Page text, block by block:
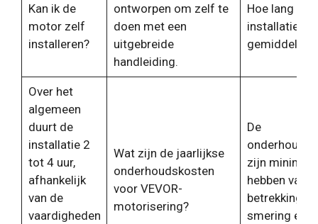
Kan ik de
motor zelf
installeren?
ontworpen om zelf te
doen met een
uitgebreide
handleiding.
Hoe lang
installatie
gemiddeld?
Over het
algemeen
duurt de
installatie 2
tot 4 uur,
afhankelijk
van de
vaardigheden
Wat zijn de jaarlijkse
onderhoudskosten
voor VEVOR-
motorisering?
De
zijn
hebben vaak
betrekking op
smering en